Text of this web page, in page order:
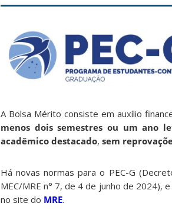
A Bolsa Mérito consiste em auxílio
menos dois semestres ou um ano
acadêmico destacado, sem
Há novas normas para o PEC-G
MEC/MRE n° 7, de 4 de junho de 2024),
no site do MRE.